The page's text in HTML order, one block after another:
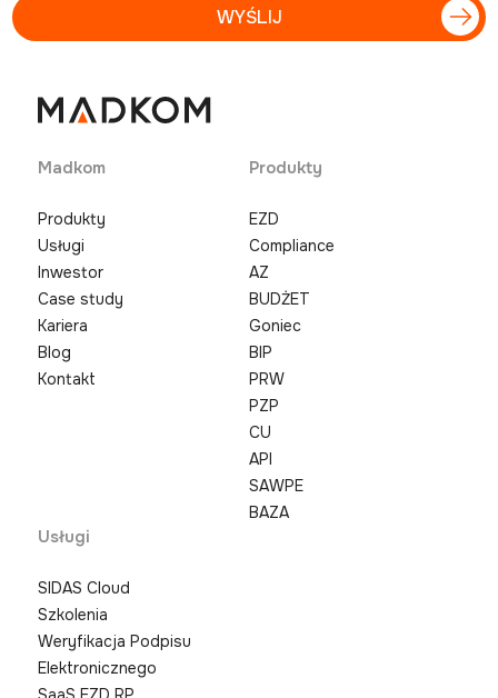
Madkom
Produkty
Usługi
Inwestor
Case study
Kariera
Blog
Kontakt
Produkty
EZD
Compliance
AZ
BUDŻET
Goniec
BIP
PRW
PZP
CU
API
SAWPE
BAZA
Usługi
SIDAS Cloud
Szkolenia
Weryfikacja Podpisu
Elektronicznego